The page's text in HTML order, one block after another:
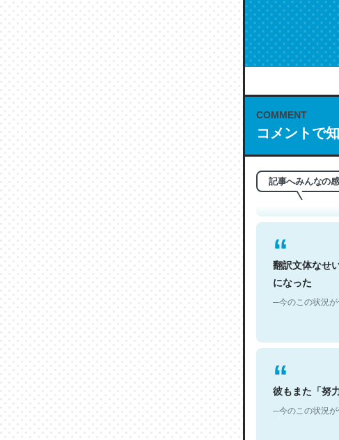
COMMENT
コメントで
記事へみんなの
これは名文。
もお勧め。自
翻訳文体なせ
になった
─今のこの状況が
彼もまた「努
─今のこの状況が